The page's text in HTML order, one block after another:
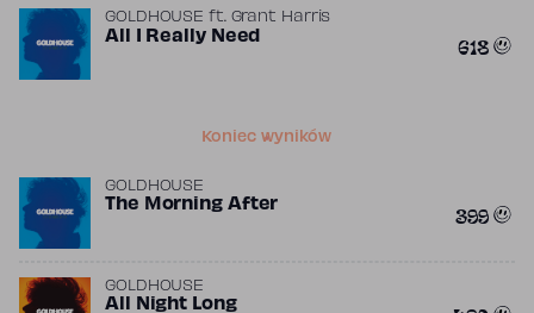
GOLDHOUSE ft. Grant Harris
All I Really Need 618
Koniec wyników
GOLDHOUSE
The Morning After 399
GOLDHOUSE
All Night Long